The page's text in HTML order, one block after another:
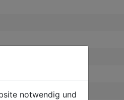
notwendig und